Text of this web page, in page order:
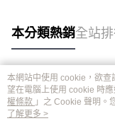
本分類熱銷全站
熱門標籤
本網站中使用 cookie，欲
望在電腦上使用 cookie 時
權條款 」之 Cookie 聲明。
用條款之 Cookie 聲明使用
了解更多 >